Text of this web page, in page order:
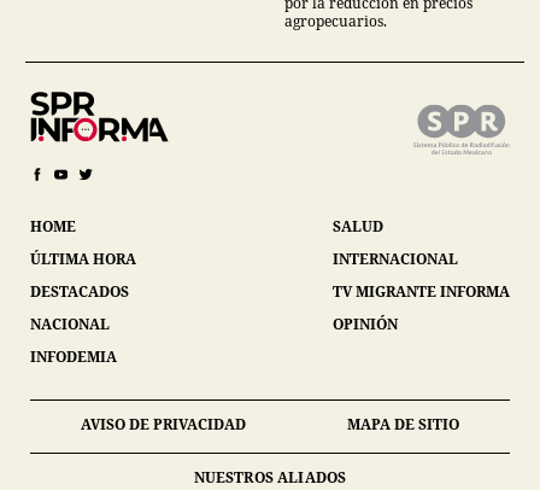
agropecuarios.
HOME
ÚLTIMA HORA
DESTACADOS
NACIONAL
INFODEMIA
SALUD
INTERNACIONAL
TV MIGRANTE INFORMA
OPINIÓN
AVISO DE PRIVACIDAD MAPA DE SITIO
NUESTROS ALIADOS